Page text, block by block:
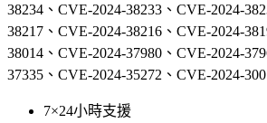
38234、CVE-2024-38233、CVE-2024-
38217、CVE-2024-38216、CVE-2024-
38014、CVE-2024-37980、CVE-2024-
37335、CVE-2024-35272、CVE-2024-
7×24小時支援